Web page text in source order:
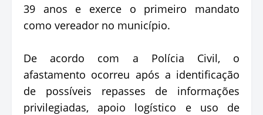
39 anos e exerce o primeiro mandato
como vereador no município.
De acordo com a Polícia Civil, o
afastamento ocorreu após a identificação
de possíveis repasses de informações
privilegiadas, apoio logístico e uso de